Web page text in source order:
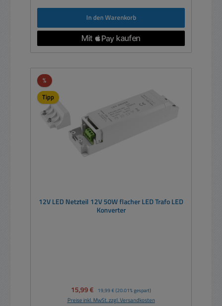
In den Warenkorb
%Rabatt
Tipp
12V LED Netzteil 12V 50W flacher LED Trafo LED
Konverter
Verkaufspreis:
15,99 € Regulärer Preis:
19,99 € (20.01% gespart)
Preise inkl. MwSt. zzgl. Versandkosten